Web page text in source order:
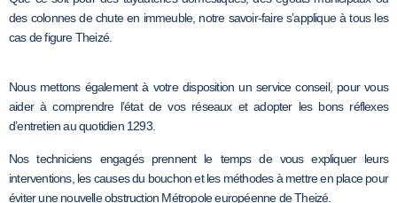
des colonnes de chute en immeuble, notre savoir-faire s’applique à tous les
cas de figure Theizé.
Nous mettons également à votre disposition un service conseil, pour vous
aider à comprendre l’état de vos réseaux et adopter les bons réflexes
d’entretien au quotidien 1293.
Nos techniciens engagés prennent le temps de vous expliquer leurs
interventions, les causes du bouchon et les méthodes à mettre en place pour
éviter une nouvelle obstruction Métropole européenne de Theizé.